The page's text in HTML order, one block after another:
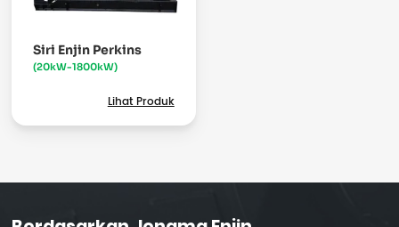
Siri Enjin Perkins
(20kW-1800kW)
Lihat Produk